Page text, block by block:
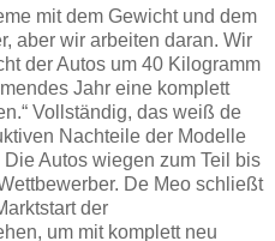
mit dem Gewicht und dem
aber wir arbeiten daran. Wir
der Autos um 40 Kilogramm
Jahr eine komplett
Vollständig, das weiß de
Nachteile der Modelle
Autos wiegen zum Teil bis
De Meo schließt
der
um mit komplett neu